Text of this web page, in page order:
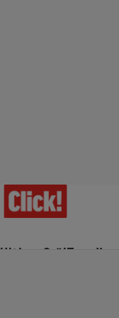
Ultima Oră!Trending